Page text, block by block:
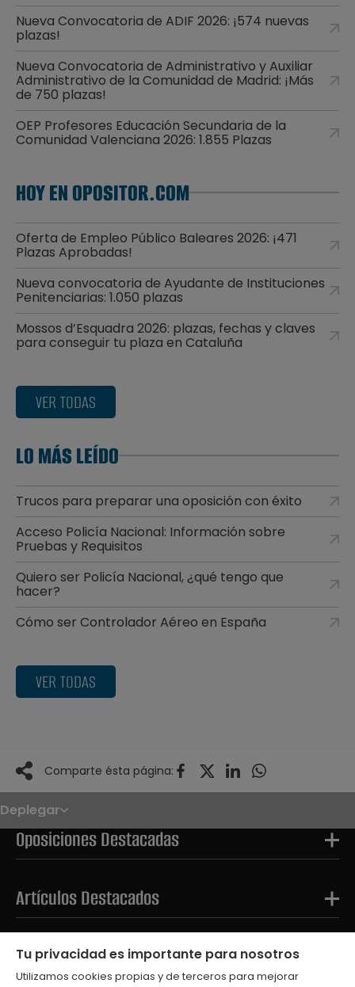
Nueva Convocatoria de ADIF 2026: ¡574 nuevas
plazas!
Nueva Convocatoria de Administrativo y Auxiliar
Administrativo de la Comunidad de Madrid: ¡Más
de 750 plazas!
OEP Profesores Educación Secundaria de la
Comunidad Valenciana 2026: 1.855 Plazas
HOY EN OPOSITOR.COM
Oferta de Empleo Público Baleares 2026: ¡471
Plazas Aprobadas!
Nueva convocatoria de Ayudante de Instituciones
Penitenciarias: 1.050 plazas
Mossos d’Esquadra 2026: plazas, fechas y claves
para conseguir tu plaza en Cataluña
VER TODAS
LO MÁS LEÍDO
Trucos para preparar una oposición con éxito
Acceso Policía Nacional: Información sobre
Pruebas y Requisitos
Quiero ser Policía Nacional, ¿qué tengo que
hacer?
Cómo ser Controlador Aéreo en España
VER TODAS
Comparte ésta página:
Deplegar
Noticias
Oposiciones
Convocatorias
Paso paso
OPE 2026
Oposiciones Destacadas
Artículos Destacados
Tests Destacados
Tu privacidad es importante para nosotros
Utilizamos cookies propias y de terceros para mejorar